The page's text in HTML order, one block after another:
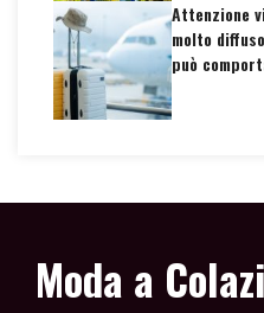
Attenzione
molto
può
Moda a